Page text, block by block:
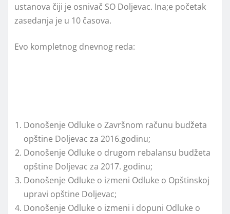
ustanova čiji je osnivač SO Doljevac. Ina;e početak
zasedanja je u 10 časova.
Evo kompletnog dnevnog reda:
Donošenje Odluke o Završnom računu budžeta
opštine Doljevac za 2016.godinu;
Donošenje Odluke o drugom rebalansu budžeta
opštine Doljevac za 2017. godinu;
Donošenje Odluke o izmeni Odluke o Opštinskoj
upravi opštine Doljevac;
Donošenje Odluke o izmeni i dopuni Odluke o